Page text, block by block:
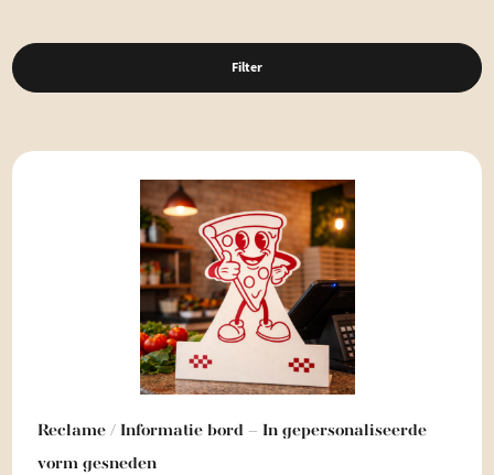
Filter
Reclame / Informatie bord – In gepersonaliseerde
vorm gesneden